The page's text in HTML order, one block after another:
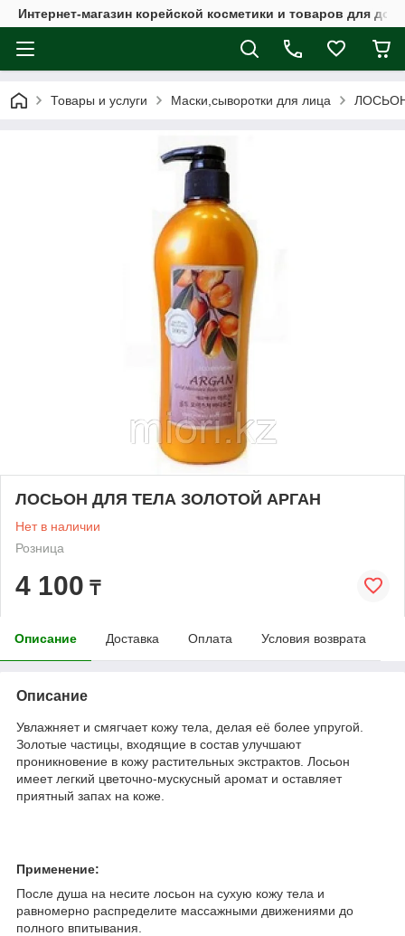
Интернет-магазин корейской косметики и товаров для
Товары и услуги Маски,сыворотки для лица
ЛОСЬОН ДЛЯ ТЕЛА ЗОЛОТОЙ АРГАН
Нет в наличии
Розница
4 100 ₸
Описание Доставка Оплата Условия возврата
Описание
Увлажняет и смягчает кожу тела, делая её более упругой.
Золотые частицы, входящие в состав улучшают
проникновение в кожу растительных экстрактов. Лосьон
имеет легкий цветочно-мускусный аромат и оставляет
приятный запах на коже.
Применение:
После душа на несите лосьон на сухую кожу тела и
равномерно распределите массажными движениями до
полного впитывания.